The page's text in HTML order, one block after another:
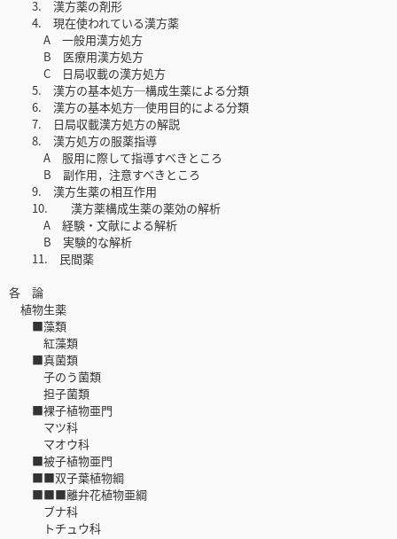
3. 漢方薬の剤形
4. 現在使われている漢方薬
A 一般用漢方処方
B 医療用漢方処方
C 日局収載の漢方処方
5. 漢方の基本処方─構成生薬による分類
6. 漢方の基本処方─使用目的による分類
7. 日局収載漢方処方の解説
8. 漢方処方の服薬指導
A 服用に際して指導すべきところ
B 副作用，注意すべきところ
9. 漢方生薬の相互作用
10. 漢方薬構成生薬の薬効の解析
A 経験・文献による解析
B 実験的な解析
11. 民間薬
各 論
植物生薬
■藻類
紅藻類
■真菌類
子のう菌類
担子菌類
■裸子植物亜門
マツ科
マオウ科
■被子植物亜門
■■双子葉植物綱
■■■離弁花植物亜綱
ブナ科
トチュウ科